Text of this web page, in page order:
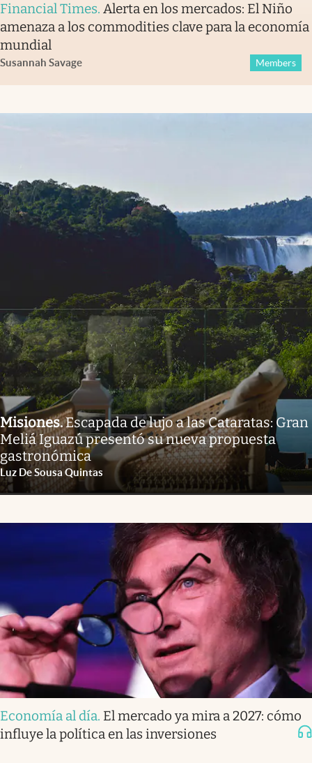
Financial Times. Alerta en los mercados: El Niño
amenaza a los commodities clave para la economía
mundial
Susannah Savage Members
Misiones.Escapada de lujo a las Cataratas: Gran
Meliá Iguazú presentó su nueva propuesta
gastronómica
Luz De Sousa Quintas
Economía al día. El mercado ya mira a 2027: cómo
influye la política en las inversiones